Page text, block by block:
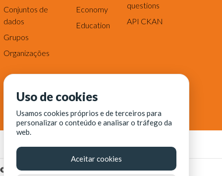
Conjuntos de
dados
Grupos
Organizações
Economy
Education
questions
API CKAN
© Fortaleza Digital || CITINOVA - Fundação de Ciência,
Uso de cookies
Usamos cookies próprios e de terceiros para
personalizar o conteúdo e analisar o tráfego da
web.
Aceitar cookies